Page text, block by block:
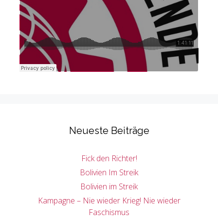
Neueste Beiträge
Fick den Richter!
Bolivien Im Streik
Bolivien im Streik
Kampagne – Nie wieder Krieg! Nie wieder
Faschismus